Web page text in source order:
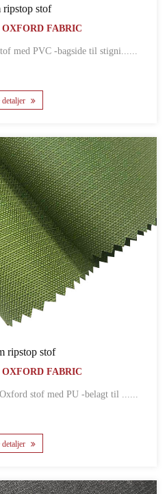
ripstop stof
FABRIC
stof med PVC -bagside til stigni......
detaljer
ripstop stof
FABRIC
Oxford stof med PU -belagt til ......
detaljer